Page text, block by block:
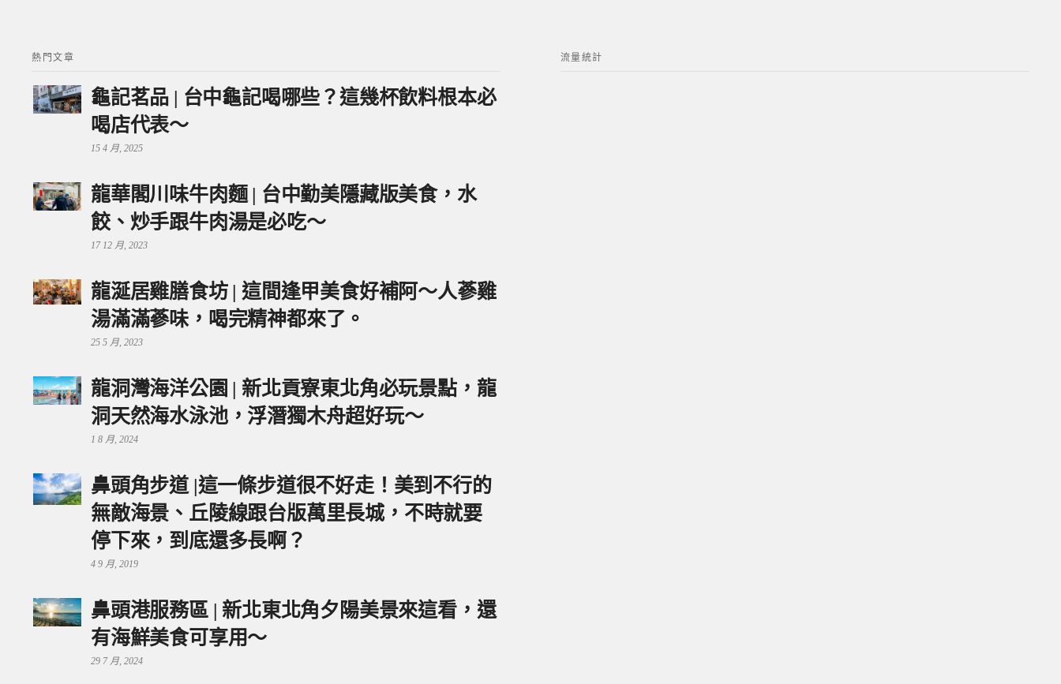
熱門文章
龜記茗品 | 台中龜記喝哪些？這幾杯飲料根本必
喝店代表～
15 4 月, 2025
龍華閣川味牛肉麵 | 台中勤美隱藏版美食，水
餃、炒手跟牛肉湯是必吃～
17 12 月, 2023
龍涎居雞膳食坊 | 這間逢甲美食好補阿～人蔘雞
湯滿滿蔘味，喝完精神都來了。
25 5 月, 2023
龍洞灣海洋公園 | 新北貢寮東北角必玩景點，龍
洞天然海水泳池，浮潛獨木舟超好玩～
1 8 月, 2024
鼻頭角步道 |這一條步道很不好走！美到不行的
無敵海景、丘陵線跟台版萬里長城，不時就要
停下來，到底還多長啊？
4 9 月, 2019
鼻頭港服務區 | 新北東北角夕陽美景來這看，還
有海鮮美食可享用～
29 7 月, 2024
流量統計